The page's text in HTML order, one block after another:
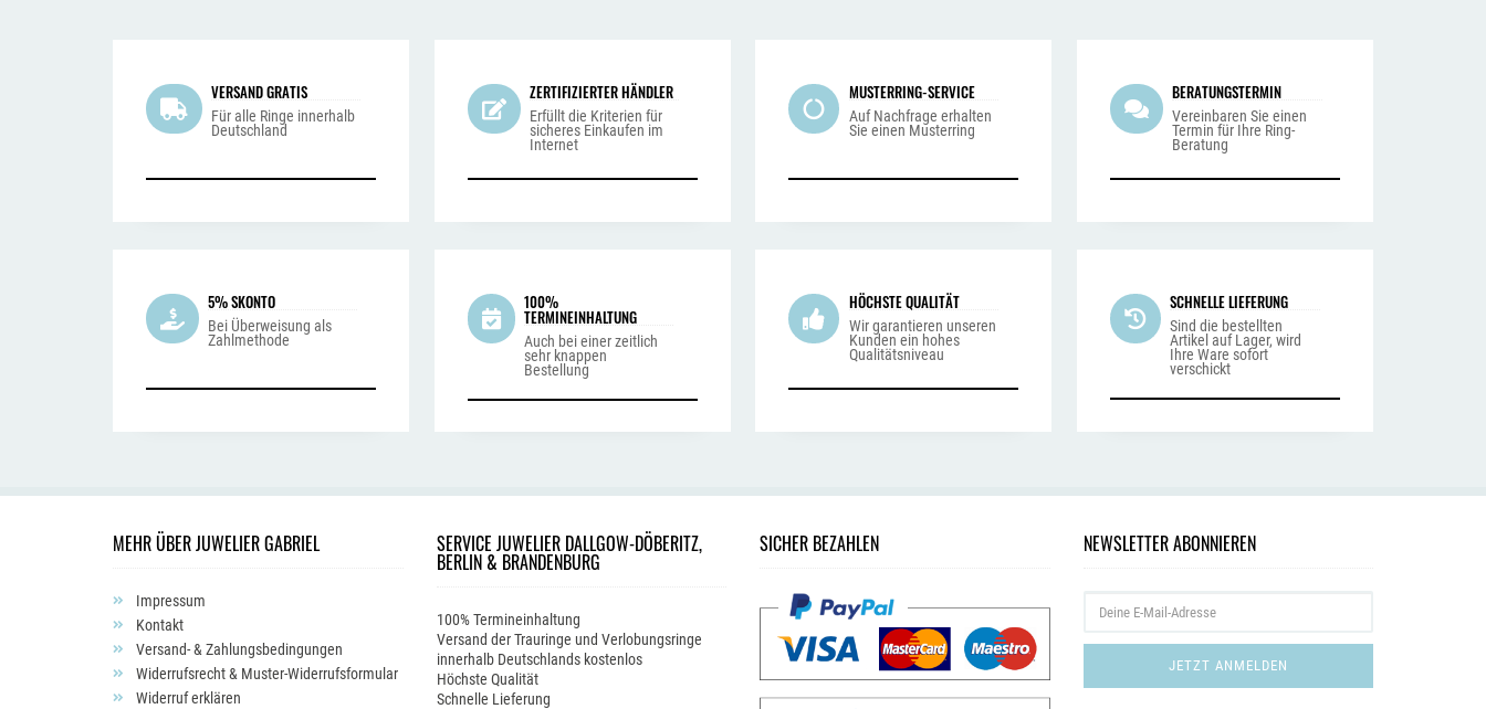
VERSAND GRATIS
Für alle Ringe innerhalb
Deutschland
ZERTIFIZIERTER HÄNDLER
Erfüllt die Kriterien für
sicheres Einkaufen im
Internet
MUSTERRING-SERVICE
Auf Nachfrage erhalten
Sie einen Musterring
BERATUNGSTERMIN
Vereinbaren Sie einen
Termin für Ihre Ring-
Beratung
5% SKONTO
Bei Überweisung als
Zahlmethode
100%
TERMINEINHALTUNG
Auch bei einer zeitlich
sehr knappen
Bestellung
HÖCHSTE QUALITÄT
Wir garantieren unseren
Kunden ein hohes
Qualitätsniveau
SCHNELLE LIEFERUNG
Sind die bestellten
Artikel auf Lager, wird
Ihre Ware sofort
verschickt
MEHR ÜBER JUWELIER GABRIEL
Impressum
Kontakt
Versand- & Zahlungsbedingungen
Widerrufsrecht & Muster-Widerrufsformular
Widerruf erklären
SERVICE JUWELIER DALLGOW-DÖBERITZ,
BERLIN & BRANDENBURG
100% Termineinhaltung
Versand der Trauringe und Verlobungsringe
innerhalb Deutschlands kostenlos
Höchste Qualität
Schnelle Lieferung
SICHER BEZAHLEN NEWSLETTER ABONNIEREN